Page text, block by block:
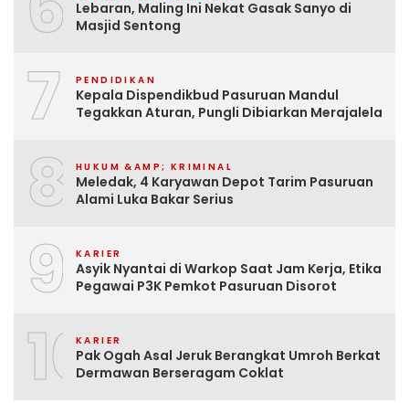
Lebaran, Maling Ini Nekat Gasak Sanyo di
Masjid Sentong
7 PENDIDIKAN
Kepala Dispendikbud Pasuruan Mandul
Tegakkan Aturan, Pungli Dibiarkan Merajalela
8 HUKUM &AMP; KRIMINAL
Meledak, 4 Karyawan Depot Tarim Pasuruan
Alami Luka Bakar Serius
9 KARIER
Asyik Nyantai di Warkop Saat Jam Kerja, Etika
Pegawai P3K Pemkot Pasuruan Disorot
10KARIER
Pak Ogah Asal Jeruk Berangkat Umroh Berkat
Dermawan Berseragam Coklat